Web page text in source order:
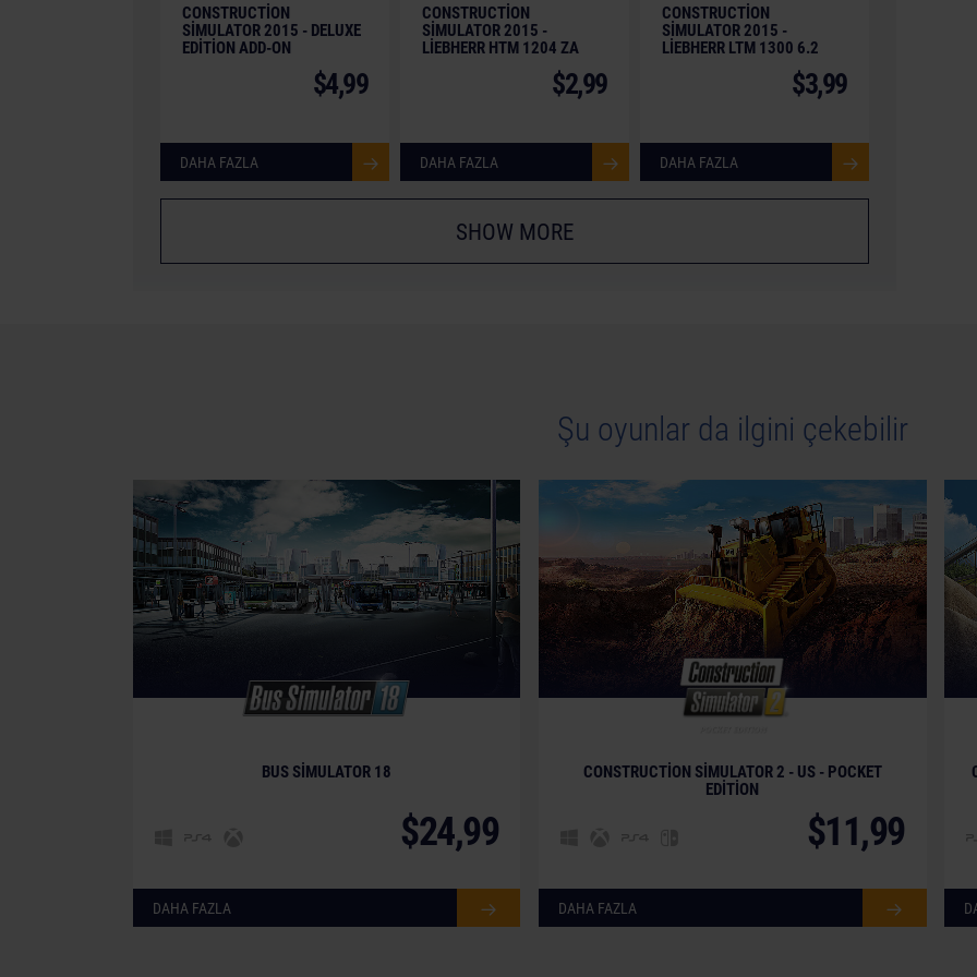
CONSTRUCTION
SIMULATOR 2015 - DELUXE
EDITION ADD-ON
$4,99
DAHA FAZLA
CONSTRUCTION
SIMULATOR 2015 -
LIEBHERR HTM 1204 ZA
$2,99
DAHA FAZLA
CONSTRUCTION
SIMULATOR 2015 -
LIEBHERR LTM 1300 6.2
$3,99
DAHA FAZLA
SHOW MORE
Şu oyunlar da ilgini çekebilir
BUS SIMULATOR 18
$24,99
DAHA FAZLA
CONSTRUCTION SIMULATOR 2 - US - POCKET
EDITION
$11,99
DAHA FAZLA